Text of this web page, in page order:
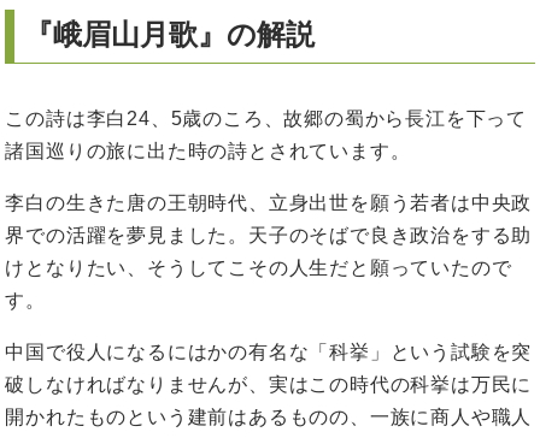
『峨眉山月歌』の解説
この詩は李白24、5歳のころ、故郷の蜀から長江を下って
諸国巡りの旅に出た時の詩とされています。
李白の生きた唐の王朝時代、立身出世を願う若者は中央政
界での活躍を夢見ました。天子のそばで良き政治をする助
けとなりたい、そうしてこその人生だと願っていたので
す。
中国で役人になるにはかの有名な「科挙」という試験を突
破しなければなりませんが、実はこの時代の科挙は万民に
開かれたものという建前はあるものの、一族に商人や職人